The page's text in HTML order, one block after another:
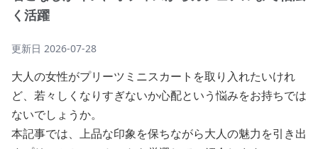
く活躍
更新日 2026-07-28
大人の女性がプリーツミニスカートを取り入れたいけれ
ど、若々しくなりすぎないか心配という悩みをお持ちでは
ないでしょうか。
本記事では、上品な印象を保ちながら大人の魅力を引き出